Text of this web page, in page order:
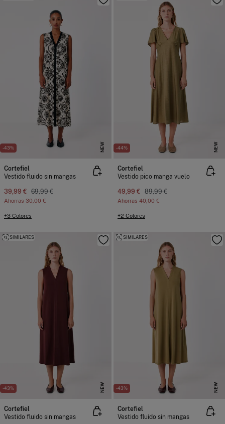
-43% NEW
Cortefiel
Vestido fluido sin mangas
39,99 € 69,99 €
Ahorras 30,00 €
+3 Colores
-44% NEW
Cortefiel
Vestido pico manga vuelo
49,99 € 89,99 €
Ahorras 40,00 €
+2 Colores
-43% NEW
SIMILARES
Cortefiel
Vestido fluido sin mangas
-43% NEW
SIMILARES
Cortefiel
Vestido fluido sin mangas